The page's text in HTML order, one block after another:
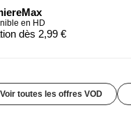
en HD
dès 2,99 €
Voir toutes les offres VOD